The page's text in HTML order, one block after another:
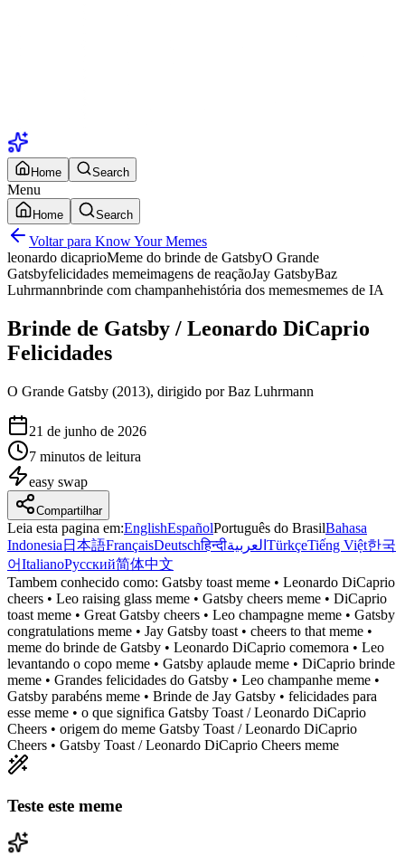
Home Search
Menu
Home Search
Voltar para Know Your Memes
leonardo dicaprioMeme do brinde de GatsbyO Grande
Gatsbyfelicidades memeimagens de reaçãoJay GatsbyBaz
Luhrmannbrinde com champanhehistória dos memesmemes de IA
Brinde de Gatsby / Leonardo DiCaprio
Felicidades
O Grande Gatsby (2013), dirigido por Baz Luhrmann
21 de junho de 2026
7 minutos de leitura
easy swap
Compartilhar
Leia esta pagina em:EnglishEspañolPortuguês do BrasilBahasa
Indonesia 日本語FrançaisDeutschहिन्दीالعربية TürkçeTiếng Việt한국
어ItalianoРусский简体中文
Tambem conhecido como: Gatsby toast meme • Leonardo DiCaprio
cheers • Leo raising glass meme • Gatsby cheers meme • DiCaprio
toast meme • Great Gatsby cheers • Leo champagne meme • Gatsby
congratulations meme • Jay Gatsby toast • cheers to that meme •
meme do brinde de Gatsby • Leonardo DiCaprio comemora • Leo
levantando o copo meme • Gatsby aplaude meme • DiCaprio brinde
meme • Grandes felicidades do Gatsby • Leo champanhe meme •
Gatsby parabéns meme • Brinde de Jay Gatsby • felicidades para
esse meme • o que significa Gatsby Toast / Leonardo DiCaprio
Cheers • origem do meme Gatsby Toast / Leonardo DiCaprio
Cheers • Gatsby Toast / Leonardo DiCaprio Cheers meme
Teste este meme